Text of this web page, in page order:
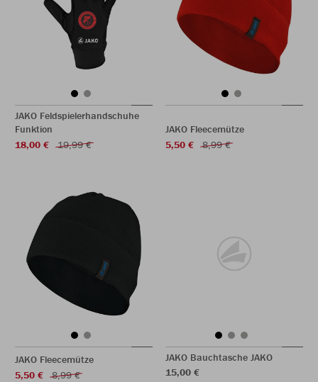
JAKO Feldspielerhandschuhe
Funktion
18,00 €
19,99 €
JAKO Fleecemütze
5,50 €
8,99 €
JAKO Fleecemütze
5,50 €
8,99 €
JAKO Bauchtasche JAKO
15,00 €